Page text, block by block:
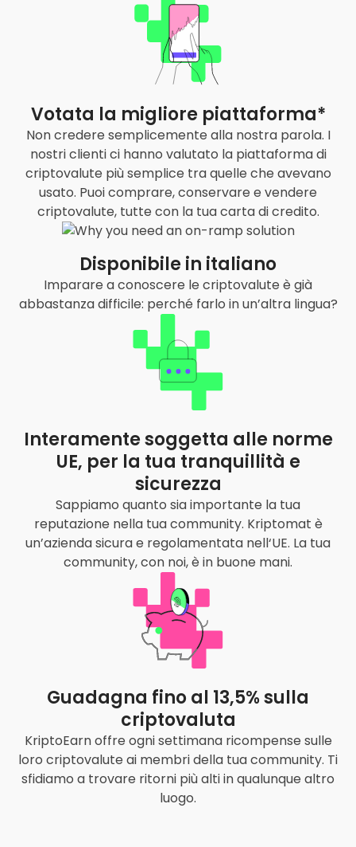
Votata la migliore piattaforma*
Non credere semplicemente alla nostra parola. I
nostri clienti ci hanno valutato la piattaforma di
criptovalute più semplice tra quelle che avevano
usato. Puoi comprare, conservare e vendere
criptovalute, tutte con la tua carta di credito.
Disponibile in italiano
Imparare a conoscere le criptovalute è già
abbastanza difficile: perché farlo in un’altra lingua?
Interamente soggetta alle norme
UE, per la tua tranquillità e
sicurezza
Sappiamo quanto sia importante la tua
reputazione nella tua community. Kriptomat è
un’azienda sicura e regolamentata nell‘UE. La tua
community, con noi, è in buone mani.
Guadagna fino al 13,5% sulla
criptovaluta
KriptoEarn offre ogni settimana ricompense sulle
loro criptovalute ai membri della tua community. Ti
sfidiamo a trovare ritorni più alti in qualunque altro
luogo.